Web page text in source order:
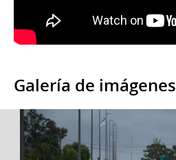
Galería de imágenes